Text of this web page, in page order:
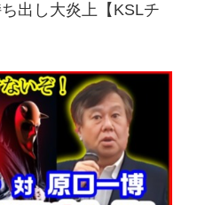
出し大炎上【KSLチ